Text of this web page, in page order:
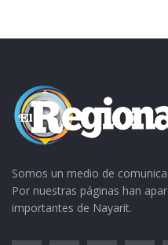
Tal vez la mayor
ganador no se da por
Somos un medio de
Por nuestras páginas han
importantes de Nayarit.